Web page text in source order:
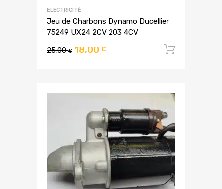
ELECTRICITÉ
Jeu de Charbons Dynamo Ducellier
75249 UX24 2CV 203 4CV
25,00€ 18,00 €